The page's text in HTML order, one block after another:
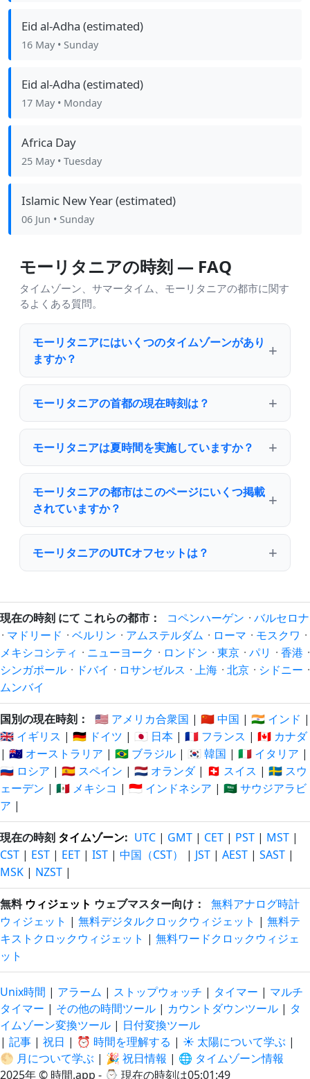
Eid al-Adha (estimated)
16 May • Sunday
Eid al-Adha (estimated)
17 May • Monday
Africa Day
25 May • Tuesday
Islamic New Year (estimated)
06 Jun • Sunday
モーリタニアの時刻 — FAQ
タイムゾーン、サマータイム、モーリタニアの都市に関す
るよくある質問。
モーリタニアにはいくつのタイムゾーンがあり
ますか？
モーリタニアの首都の現在時刻は？
モーリタニアは夏時間を実施していますか？
モーリタニアの都市はこのページにいくつ掲載
されていますか？
モーリタニアのUTCオフセットは？
現在の時刻 にて これらの都市： コペンハーゲン · バルセロナ
· マドリード · ベルリン · アムステルダム · ローマ · モスクワ ·
メキシコシティ · ニューヨーク · ロンドン · 東京 · パリ · 香港 ·
シンガポール · ドバイ · ロサンゼルス · 上海 · 北京 · シドニー ·
ムンバイ
国別の現在時刻： 🇺🇸 アメリカ合衆国 | 🇨🇳 中国 | 🇮🇳 インド |
🇬🇧 イギリス | 🇩🇪 ドイツ | 🇯🇵 日本 | 🇫🇷 フランス | 🇨🇦 カナダ
| 🇦🇺 オーストラリア | 🇧🇷 ブラジル | 🇰🇷 韓国 | 🇮🇹 イタリア |
🇷🇺 ロシア | 🇪🇸 スペイン | 🇳🇱 オランダ| 🇨🇭 スイス | 🇸🇪 スウ
ェーデン | 🇲🇽 メキシコ | 🇮🇩 インドネシア | 🇸🇦 サウジアラビ
ア |
現在の時刻 タイムゾーン: UTC | GMT | CET | PST | MST |
CST | EST | EET | IST | 中国（CST） | JST | AEST | SAST |
MSK | NZST |
無料 ウィジェット ウェブマスター向け：
無料アナログ時計
ウィジェット | 無料デジタルクロックウィジェット | 無料テ
キストクロックウィジェット | 無料ワードクロックウィジェ
ット
Unix時間 | アラーム | ストップウォッチ | タイマー | マルチ
タイマー | その他の時間ツール | カウントダウンツール | タ
イムゾーン変換ツール | 日付変換ツール
| 記事 | 祝日 | ⏰ 時間を理解する | ☀️ 太陽について学ぶ |
🌕 月について学ぶ | 🎉 祝日情報 | 🌐 タイムゾーン情報
2025年 © 時間.app - ⌚ 現在の時刻は05:01:49